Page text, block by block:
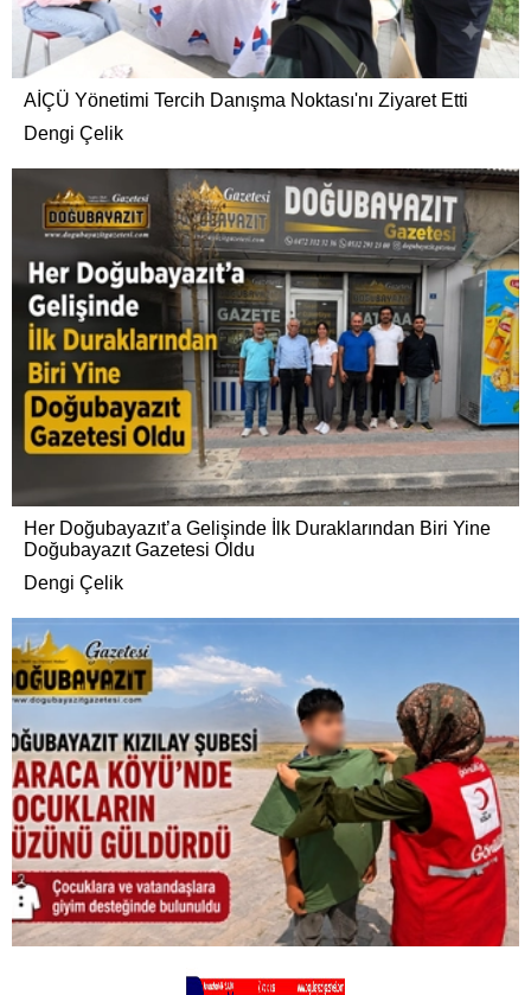
AİÇÜ Yönetimi Tercih Danışma Noktası'nı Ziyaret Etti
Dengi Çelik
Her Doğubayazıt’a Gelişinde İlk Duraklarından Biri Yine
Doğubayazıt Gazetesi Oldu
Dengi Çelik
DOĞUBAYAZIT KIZILAY ŞUBESİ KARACA KÖYÜ’NDE